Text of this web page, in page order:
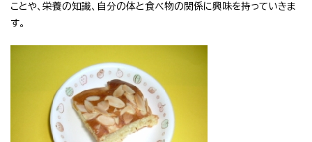
ことや、栄養の知識、自分の体と食べ物の関係に興味を持っていきま
す。